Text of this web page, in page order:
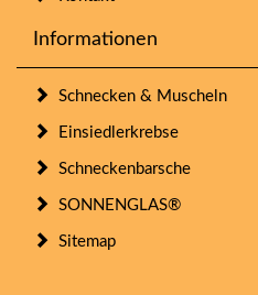
Informationen
Schnecken & Muscheln
Einsiedlerkrebse
Schneckenbarsche
SONNENGLAS®
Sitemap